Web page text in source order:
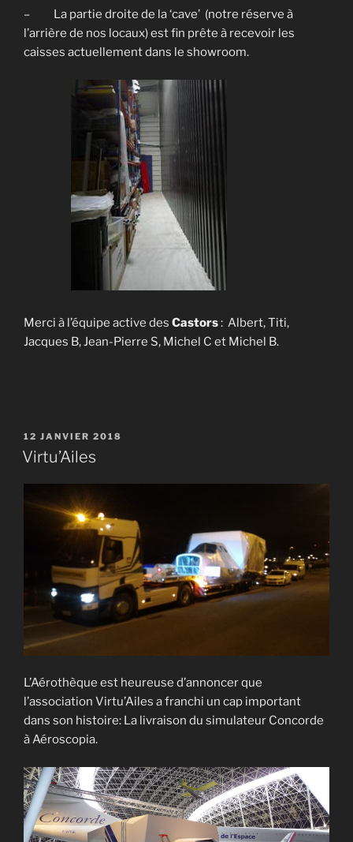
– La partie droite de la ‘cave’ (notre réserve à
l’arrière de nos locaux) est fin prête à recevoir les
caisses actuellement dans le showroom.
Merci à l’équipe active des Castors: Albert, Titi,
Jacques B, Jean-Pierre S, Michel C et Michel B.
PUBLIÉ
LE
12 JANVIER 2018
Virtu’Ailes
L’Aérothèque est heureuse d’annoncer que
l’association Virtu’Ailes a franchi un cap important
dans son histoire: La livraison du simulateur Concorde
à Aéroscopia.